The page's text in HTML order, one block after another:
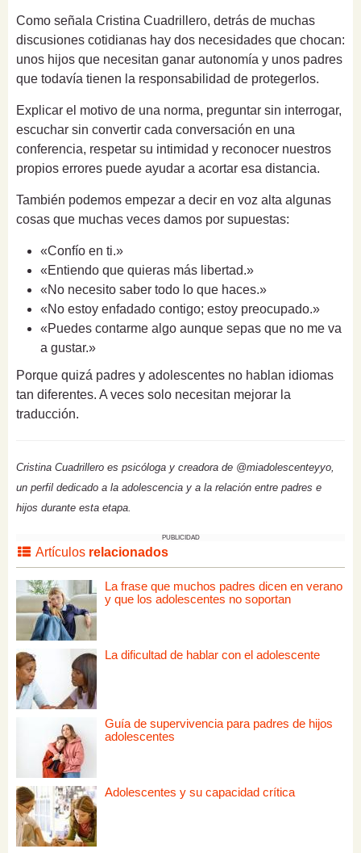
Como señala Cristina Cuadrillero, detrás de muchas
discusiones cotidianas hay dos necesidades que chocan:
unos hijos que necesitan ganar autonomía y unos padres
que todavía tienen la responsabilidad de protegerlos.
Explicar el motivo de una norma, preguntar sin interrogar,
escuchar sin convertir cada conversación en una
conferencia, respetar su intimidad y reconocer nuestros
propios errores puede ayudar a acortar esa distancia.
También podemos empezar a decir en voz alta algunas
cosas que muchas veces damos por supuestas:
«Confío en ti.»
«Entiendo que quieras más libertad.»
«No necesito saber todo lo que haces.»
«No estoy enfadado contigo; estoy preocupado.»
«Puedes contarme algo aunque sepas que no me va
a gustar.»
Porque quizá padres y adolescentes no hablan idiomas
tan diferentes. A veces solo necesitan mejorar la
traducción.
Cristina Cuadrillero es psicóloga y creadora de @miadolescenteyyo,
un perfil dedicado a la adolescencia y a la relación entre padres e
hijos durante esta etapa.
PUBLICIDAD
Artículos relacionados
La frase que muchos padres dicen en verano
y que los adolescentes no soportan
La dificultad de hablar con el adolescente
Guía de supervivencia para padres de hijos
adolescentes
Adolescentes y su capacidad crítica